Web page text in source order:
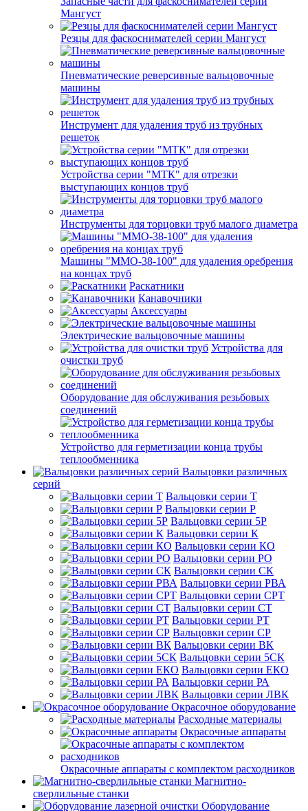
Мангуст
Резцы для фаскоснимателей серии Мангуст
Пневматические реверсивные вальцовочные
машины
Инструмент для удаления труб из трубных
решеток
Устройства серии "МТК" для отрезки
выступающих концов труб
Инструменты для торцовки труб малого диаметра
Машины "ММО-38-100" для удаления оребрения
на концах труб
Раскатники
Канавочники
Аксессуары
Электрические вальцовочные машины
Устройства для
очистки труб
Оборудование для обслуживания резьбовых
соединений
Устройство для герметизации конца трубы
теплообменника
Вальцовки различных
серий
Вальцовки серии Т
Вальцовки серии Р
Вальцовки серии 5Р
Вальцовки серии К
Вальцовки серии КО
Вальцовки серии РО
Вальцовки серии СК
Вальцовки серии РВА
Вальцовки серии СРТ
Вальцовки серии СТ
Вальцовки серии РТ
Вальцовки серии СР
Вальцовки серии ВК
Вальцовки серии 5СК
Вальцовки серии ЕКО
Вальцовки серии РА
Вальцовки серии ЛВК
Окрасочное оборудование
Расходные материалы
Окрасочные аппараты
Окрасочные аппараты с комплектом расходников
Магнитно-
сверлильные станки
Оборудование